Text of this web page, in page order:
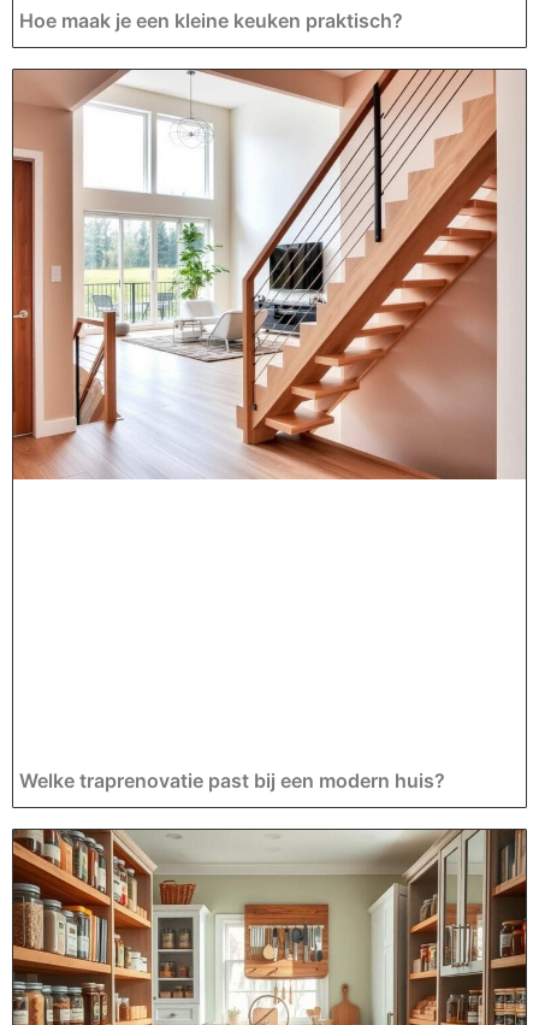
Hoe maak je een kleine keuken praktisch?
Welke traprenovatie past bij een modern huis?